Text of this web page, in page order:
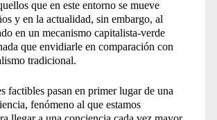
que en este entorno se mueve
y en la actualidad, sin embargo, al
en un mecanismo capitalista-verde
que envidiarle en comparación con
tradicional.
factibles pasan en primer lugar de una
fenómeno al que estamos